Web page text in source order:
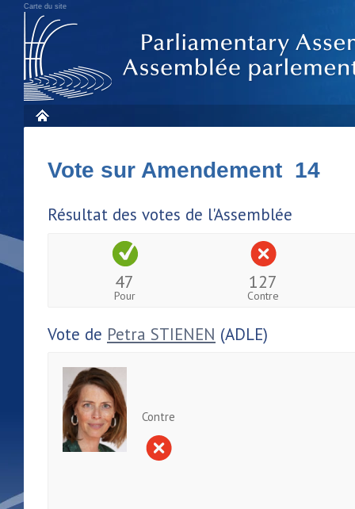
Carte du site
Vote sur Amendement 14
Résultat des votes de l'Assemblée
47
Pour
127
Contre
Vote de Petra STIENEN (ADLE)
Contre